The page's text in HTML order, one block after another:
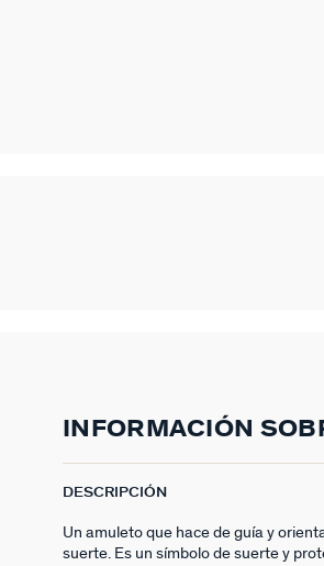
INFORMACIÓN
DESCRIPCIÓN
Un amuleto que hace de guía y
suerte. Es un símbolo de suerte y